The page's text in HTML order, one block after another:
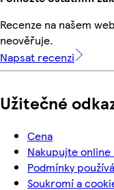
Recenze na našem
neověřuje.
Napsat recenzi
Užitečné
Cena
Nakupujte
Podmínky
Soukromí a